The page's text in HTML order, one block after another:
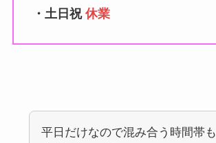
・土日祝休業
平日だけなので混み合う時間帯も